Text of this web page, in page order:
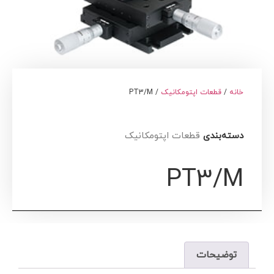
خانه / قطعات اپتومکانیک / PT3/M
دسته‌بندی قطعات اپتومکانیک
PT3/M
توضیحات